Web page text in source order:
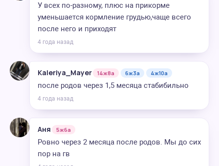
У всех по-разному, плюс на прикорме
уменьшается кормление грудью,чаще всего
после него и приходят
4 года назад
Kaleriya_Mayer 14ж8а 6ж3а 4ж10а
после родов через 1,5 месяца стабибильно
4 года назад
Аня 5ж6а
Ровно через 2 месяца после родов. Мы до сих
пор на гв